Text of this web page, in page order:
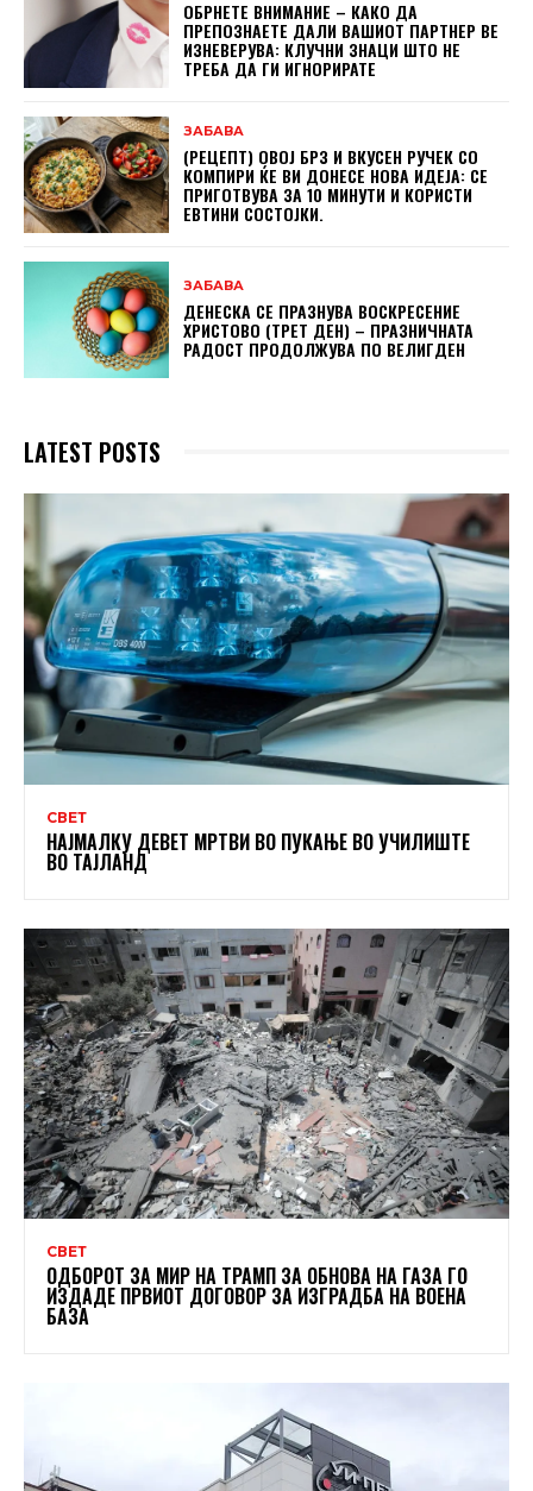
ОБРНЕТЕ ВНИМАНИЕ – КАКО ДА
ПРЕПОЗНАЕТЕ ДАЛИ ВАШИОТ ПАРТНЕР ВЕ
ИЗНЕВЕРУВА: КЛУЧНИ ЗНАЦИ ШТО НЕ
ТРЕБА ДА ГИ ИГНОРИРАТЕ
ЗАБАВА
(РЕЦЕПТ) ОВОЈ БРЗ И ВКУСЕН РУЧЕК СО
КОМПИРИ ЌЕ ВИ ДОНЕСЕ НОВА ИДЕЈА: СЕ
ПРИГОТВУВА ЗА 10 МИНУТИ И КОРИСТИ
ЕВТИНИ СОСТОЈКИ.
ЗАБАВА
ДЕНЕСКА СЕ ПРАЗНУВА ВОСКРЕСЕНИЕ
ХРИСТОВО (ТРЕТ ДЕН) – ПРАЗНИЧНАТА
РАДОСТ ПРОДОЛЖУВА ПО ВЕЛИГДЕН
LATEST POSTS
СВЕТ
НАЈМАЛКУ ДЕВЕТ МРТВИ ВО ПУКАЊЕ ВО УЧИЛИШТЕ
ВО ТАЈЛАНД
СВЕТ
ОДБОРОТ ЗА МИР НА ТРАМП ЗА ОБНОВА НА ГАЗА ГО
ИЗДАДЕ ПРВИОТ ДОГОВОР ЗА ИЗГРАДБА НА ВОЕНА
БАЗА